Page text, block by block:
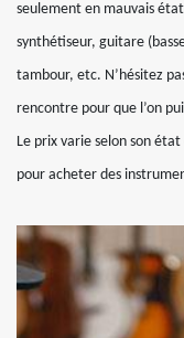
seulement en mauvais
synthétiseur, guitare
tambour, etc. N’hésitez
rencontre pour que l’on
Le prix varie selon son
pour acheter des